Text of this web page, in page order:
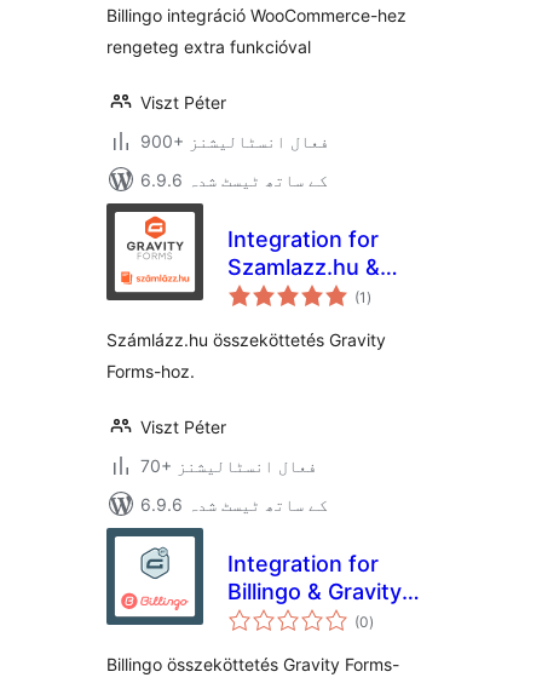
Billingo integráció WooCommerce-hez
rengeteg extra funkcióval
Viszt Péter
900+ فعال انسٹالیشنز
6.9.6 کے ساتھ ٹیسٹ شدہ
Integration for
Szamlazz.hu &
Gravity Forms
(1 مجموعی
درجہ
)
Számlázz.hu összeköttetés Gravity
Forms-hoz.
Viszt Péter
70+ فعال انسٹالیشنز
6.9.6 کے ساتھ ٹیسٹ شدہ
Integration for
Billingo & Gravity
Forms
(0مجموعی
درجہ
)
Billingo összeköttetés Gravity Forms-